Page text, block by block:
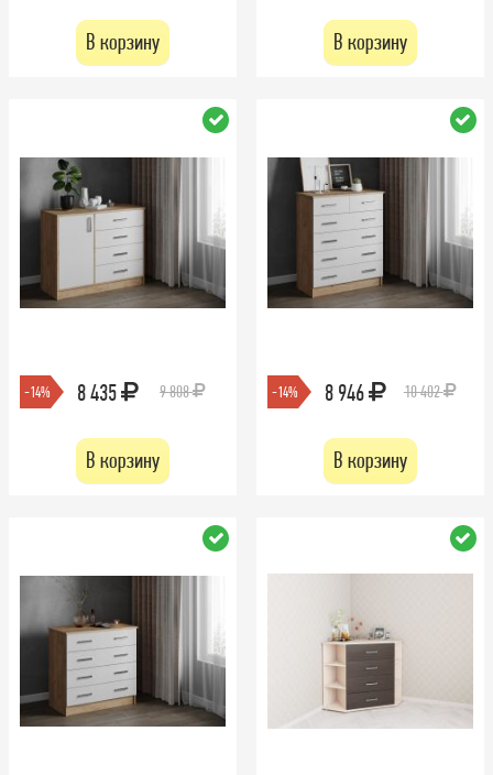
В корзину В корзину
-14% 8 435 9 808
В корзину
-14% 8 946 10 402
В корзину